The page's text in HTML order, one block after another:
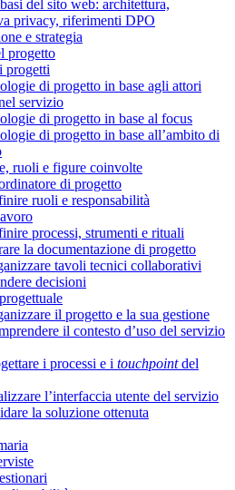
del sito web: architettura,
privacy, riferimenti DPO
e strategia
progetto
progetti
di progetto in base agli attori
servizio
di progetto in base al focus
di progetto in base all’ambito di
ruoli e figure coinvolte
di progetto
ruoli e responsabilità
processi, strumenti e rituali
la documentazione di progetto
tavoli tecnici collaborativi
decisioni
il progetto e la sua gestione
il contesto d’uso del servizio
i processi e i touchpointdel
l’interfaccia utente del servizio
la soluzione ottenuta